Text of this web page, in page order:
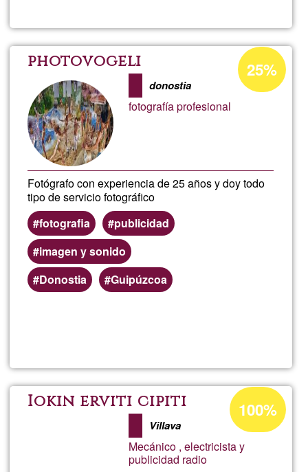
Uakix
te
cuenta
photovogeli
donostia
fotografía profesional
Fotógrafo con experiencia de 25 años y doy todo
tipo de servicio fotográfico
fotografia
publicidad
imagen y sonido
Donostia
Guipúzcoa
Porcentaje
de
aceptación
25%
Iokin erviti cipiti
Villava
Mecánico , electricista y
publicidad radio
Porcentaje
de
aceptación
de
100%